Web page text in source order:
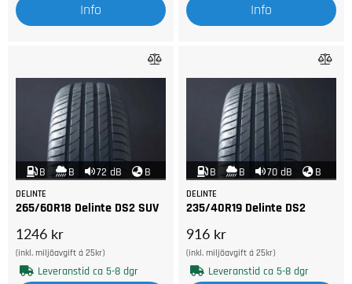
Info Info
B B 72 dB B
DELINTE
265/60R18 Delinte DS2 SUV
1246 kr
(inkl. miljöavgift á 25kr)
Leveranstid ca 5-8 dgr
B B 70 dB B
DELINTE
235/40R19 Delinte DS2
916 kr
(inkl. miljöavgift á 25kr)
Leveranstid ca 5-8 dgr